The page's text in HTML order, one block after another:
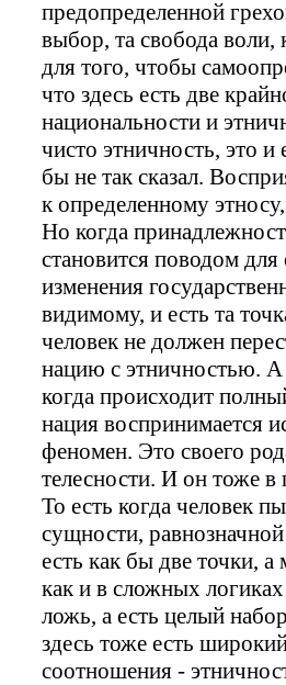
предопределенной
выбор, та свобода воли,
для того, чтобы
что здесь есть две
национальности и
чисто этничность, это
бы не так сказал.
к определенному
Но когда
становится поводом
изменения
видимому, и есть та
человек не должен
нацию с этничностью. А
когда происходит
нация воспринимается
феномен. Это своего
телесности. И он тоже в
То есть когда человек
сущности,
есть как бы две точки,
как и в сложных
ложь, а есть целый
здесь тоже есть
соотношения -